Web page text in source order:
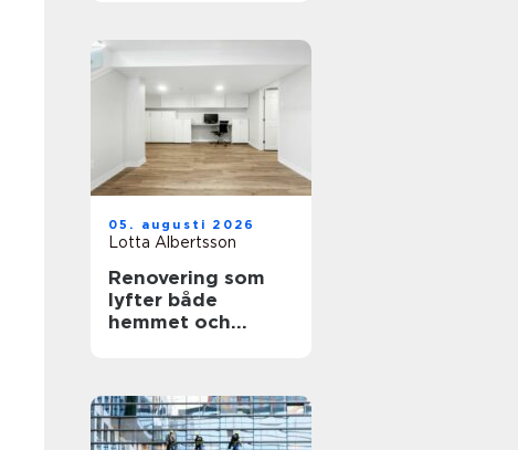
05. augusti 2026
Lotta Albertsson
Renovering som
lyfter både
hemmet och